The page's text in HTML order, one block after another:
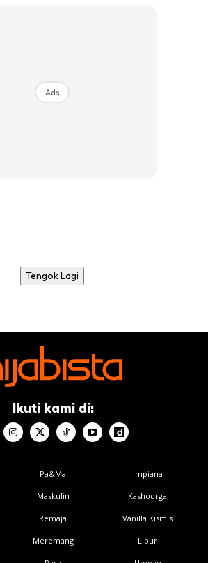
Ads
Tengok Lagi
Ikuti kami di:
Pa&Ma
Maskulin
Remaja
Meremang
Impiana
Kashoorga
Vanilla Kismis
Libur